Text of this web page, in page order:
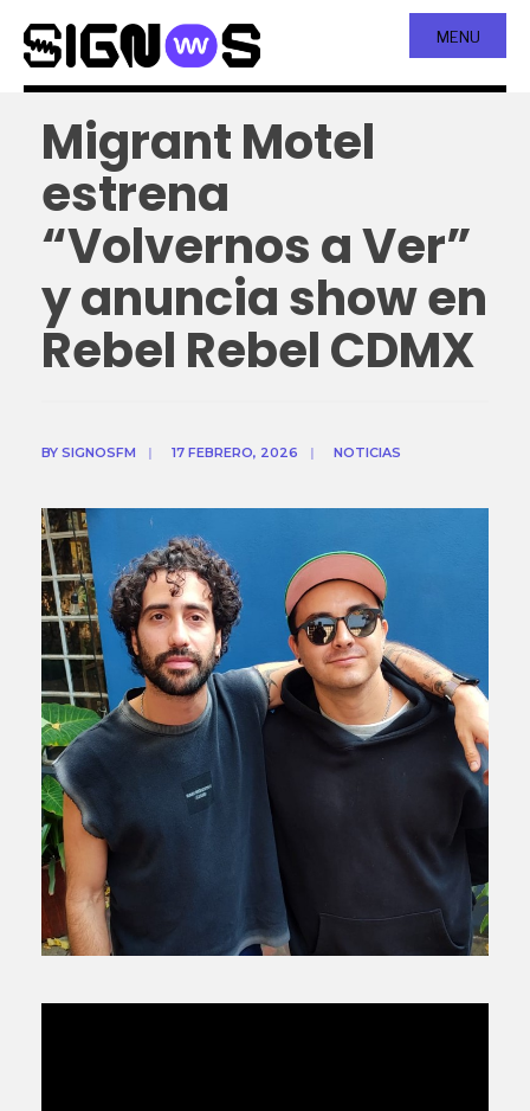
MENU
Migrant Motel
estrena
“Volvernos a Ver”
y anuncia show en
Rebel Rebel CDMX
BY SIGNOSFM | 17 FEBRERO, 2026 | NOTICIAS